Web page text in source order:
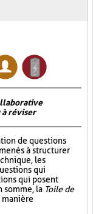
réviser
de questions
à structurer
les
qui
qui posent
somme, la Toile de
manière